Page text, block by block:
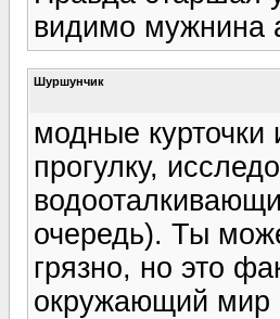
видимо мужнина
Шуршунчик
модные курточки
прогулку,
очередь). Ты
грязно, но это
окружающий мир